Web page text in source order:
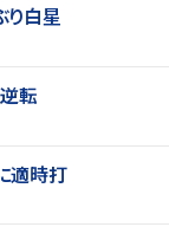
白星
転
適時打